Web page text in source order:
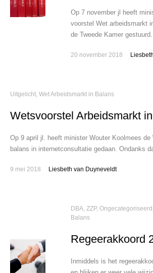
Op 7 november jl heeft
voorstel Wet arbeidsmarkt
de Tweede Kamer
20 november 2018
Uitgelicht, Wet Arbeidsmarkt in Balans
Wetsvoorstel Arbeidsmarkt
Op 9 april jl. heeft minister Wouter Koolmees de
balans in internetconsultatie gedaan. Ondanks
9 mei 2018 Liesbeth van Duyneveldt
DBA, ZZP,Ongecategoriseerd
Balans
Regeerakkoord
Inmiddels is het